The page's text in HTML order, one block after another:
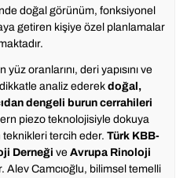
doğal görünüm, fonksiyonel
getiren kişiye özel planlamalar
oranlarını, deri yapısını ve
analiz ederek doğal,
dengeli burun cerrahileri
piezo teknolojisiyle dokuya
tercih eder. Türk KBB-
Derneği ve Avrupa Rinoloji
Alev Camcıoğlu, bilimsel temelli